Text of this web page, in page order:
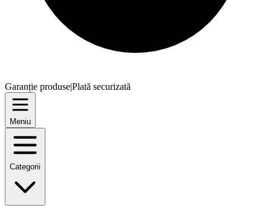
Garanție produse|Plată securizată
Meniu
Categorii